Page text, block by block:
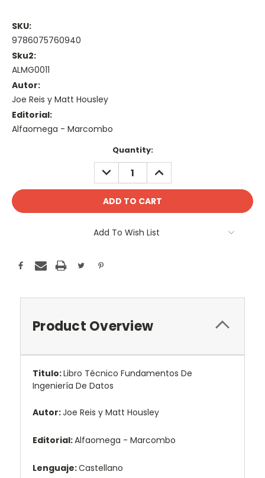
SKU:
9786075760940
Sku2:
ALMG0011
Autor:
Joe Reis y Matt Housley
Editorial:
Alfaomega - Marcombo
Quantity:
DECREASE
QUANTITY:
INCREASE
QUANTITY:
Add To Wish List
Product Overview
Titulo:Libro Técnico Fundamentos De
Ingeniería De Datos
Autor:Joe Reis y Matt Housley
Editorial:Alfaomega - Marcombo
Lenguaje:Castellano